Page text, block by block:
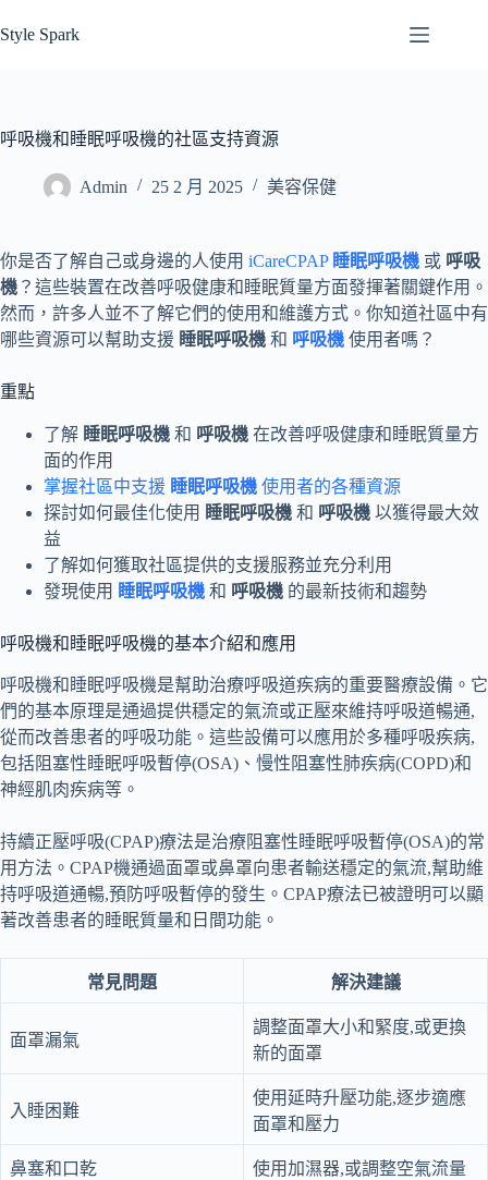
至
容
Style Spark
呼吸機和睡眠呼吸機的社區支持資源
Admin 25 2 月 2025 美容保健
你是否了解自己或身邊的人使用 iCareCPAP 睡眠呼吸機 或 呼吸
機 ？這些裝置在改善呼吸健康和睡眠質量方面發揮著關鍵作用。
然而，許多人並不了解它們的使用和維護方式。你知道社區中有
哪些資源可以幫助支援 睡眠呼吸機 和 呼吸機 使用者嗎？
重點
了解 睡眠呼吸機 和 呼吸機 在改善呼吸健康和睡眠質量方
面的作用
掌握社區中支援 睡眠呼吸機 使用者的各種資源
探討如何最佳化使用 睡眠呼吸機 和 呼吸機 以獲得最大效
益
了解如何獲取社區提供的支援服務並充分利用
發現使用 睡眠呼吸機 和 呼吸機 的最新技術和趨勢
呼吸機和睡眠呼吸機的基本介紹和應用
呼吸機和睡眠呼吸機是幫助治療呼吸道疾病的重要醫療設備。它
們的基本原理是通過提供穩定的氣流或正壓來維持呼吸道暢通,
從而改善患者的呼吸功能。這些設備可以應用於多種呼吸疾病,
包括阻塞性睡眠呼吸暫停(OSA)、慢性阻塞性肺疾病(COPD)和
神經肌肉疾病等。
持續正壓呼吸(CPAP)療法是治療阻塞性睡眠呼吸暫停(OSA)的常
用方法。CPAP機通過面罩或鼻罩向患者輸送穩定的氣流,幫助維
持呼吸道通暢,預防呼吸暫停的發生。CPAP療法已被證明可以顯
著改善患者的睡眠質量和日間功能。
常見問題 解決建議
面罩漏氣
調整面罩大小和緊度,或更換
新的面罩
入睡困難
使用延時升壓功能,逐步適應
面罩和壓力
鼻塞和口乾
使用加濕器,或調整空氣流量